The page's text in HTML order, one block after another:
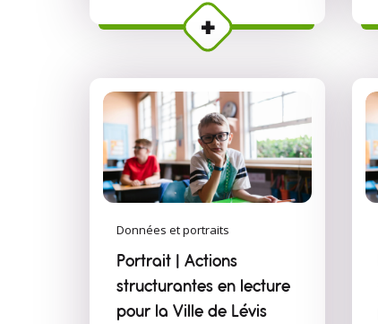
Données et portraits
Portrait | Actions
structurantes en lecture
pour la Ville de Lévis